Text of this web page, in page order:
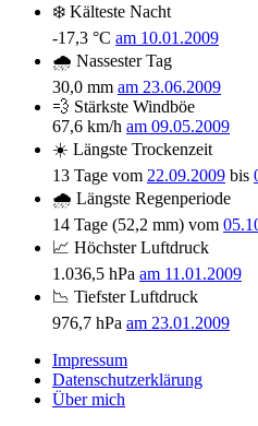
❄️ Kälteste Nacht
-17,3 °C am 10.01.2009
🌧️ Nassester Tag
30,0 mm am 23.06.2009
💨 Stärkste Windböe
67,6 km/h am 09.05.2009
☀️ Längste Trockenzeit
13 Tage vom 22.09.2009 bis
🌧️ Längste Regenperiode
14 Tage (52,2 mm) vom
📈 Höchster Luftdruck
1.036,5 hPa am 11.01.2009
📉 Tiefster Luftdruck
976,7 hPa am 23.01.2009
Impressum
Datenschutzerklärung
Über mich